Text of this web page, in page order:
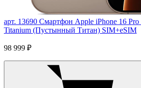
арт. 13690 Смартфон Apple iPhone 16 Pro
Titanium (Пустынный Титан) SIM+eSIM
98 999 ₽